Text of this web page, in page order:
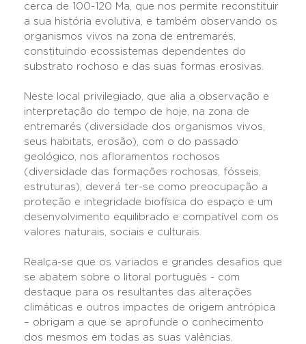
cerca de 100-120 Ma, que nos permite reconstituir
a sua história evolutiva, e também observando os
organismos vivos na zona de entremarés,
constituindo ecossistemas dependentes do
substrato rochoso e das suas formas erosivas.
Neste local privilegiado, que alia a observação e
interpretação do tempo de hoje, na zona de
entremarés (diversidade dos organismos vivos,
seus habitats, erosão), com o do passado
geológico, nos afloramentos rochosos
(diversidade das formações rochosas, fósseis,
estruturas), deverá ter-se como preocupação a
proteção e integridade biofísica do espaço e um
desenvolvimento equilibrado e compatível com os
valores naturais, sociais e culturais.
Realça-se que os variados e grandes desafios que
se abatem sobre o litoral português - com
destaque para os resultantes das alterações
climáticas e outros impactes de origem antrópica
– obrigam a que se aprofunde o conhecimento
dos mesmos em todas as suas valências,